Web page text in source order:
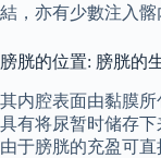
結，亦有少數注入髂
膀胱的位置: 膀胱的
其内腔表面由黏膜
具有将尿暂时储存下
由于膀胱的充盈可